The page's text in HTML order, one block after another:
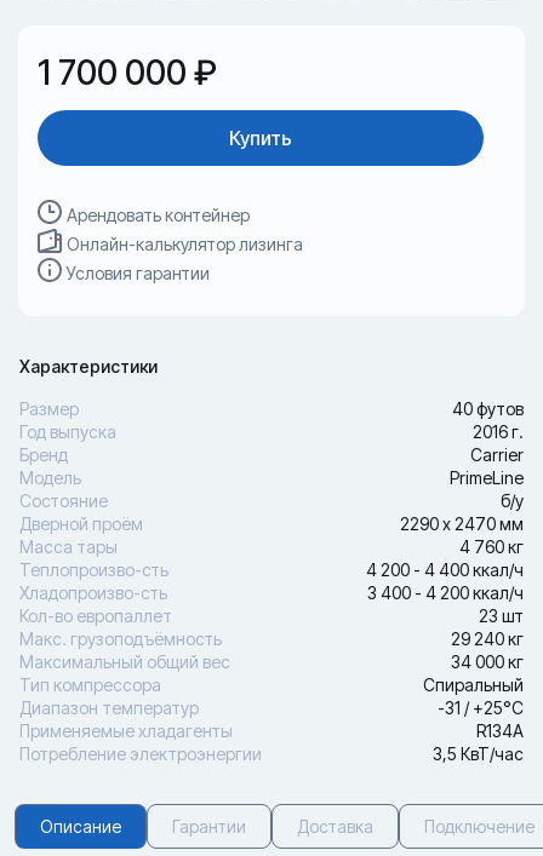
1 700 000 ₽
Купить
Арендовать контейнер
Онлайн-калькулятор лизинга
Условия гарантии
Характеристики
Размер
40 футов
Год выпуска
2016 г.
Бренд
Carrier
Модель
PrimeLine
Состояние
б/у
Дверной проём
2290 х 2470 мм
Масса тары
4 760 кг
Теплопроизво-сть
4 200 - 4 400 ккал/ч
Хладопроизво-сть
3 400 - 4 200 ккал/ч
Кол-во европаллет
23 шт
Макс. грузоподъёмность
29 240 кг
Максимальный общий вес
34 000 кг
Тип компрессора
Спиральный
Диапазон температур
-31 / +25°С
Применяемые хладагенты
R134A
Потребление электроэнергии
3,5 КвТ/час
Описание Гарантии Доставка Подключение